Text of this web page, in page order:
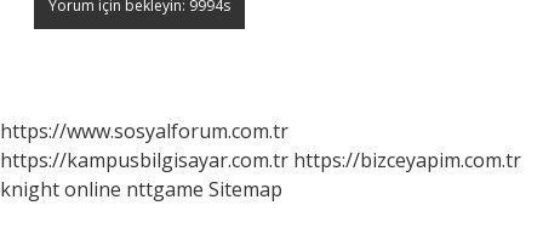
https://www.sosyalforum.com.tr
https://kampusbilgisayar.com.tr https://bizceyapim.com.tr
knight online nttgame Sitemap